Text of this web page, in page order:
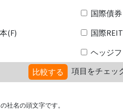
国際債
(F)
国際
ヘッジ
比較する
項目をチェッ
社名の頭文字です。